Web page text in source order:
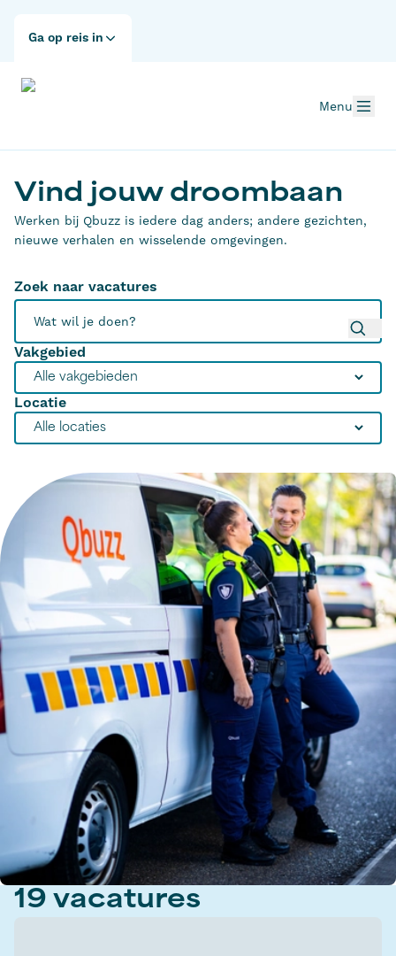
Ga op reis in
Menu
Vind jouw droombaan
Werken bij Qbuzz is iedere dag anders; andere gezichten,
nieuwe verhalen en wisselende omgevingen.
Zoek naar vacatures
Vakgebied
Locatie
19 vacatures